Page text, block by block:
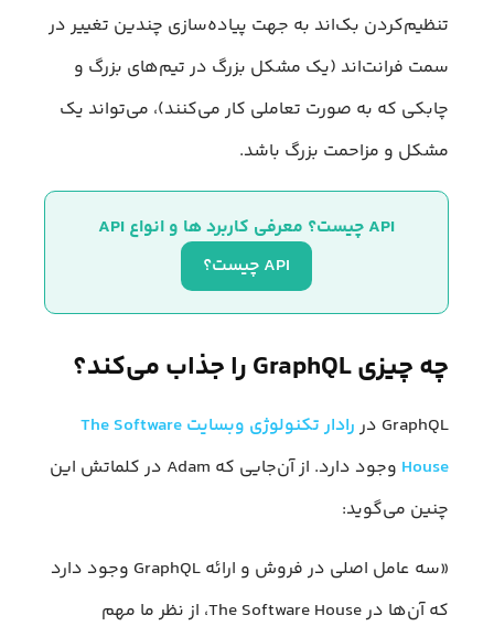
تنظیم‌کردن بک‌اند به جهت پیاده‌سازی چندین تغییر در
سمت فرانت‌اند (یک مشکل بزرگ در تیم‌های بزرگ و
چابکی که به صورت تعاملی کار می‌کنند)، می‌تواند یک
مشکل و مزاحمت بزرگ باشد.
API چیست؟ معرفی کاربرد ها و انواع API
API چیست؟
چه چیزی GraphQL را جذاب می‌کند؟
GraphQL در
رادار تکنولوژی وبسایت The Software
House
وجود دارد. از آن‌جایی که Adam در کلماتش این
چنین می‌گوید:
«سه عامل اصلی در فروش و ارائه GraphQL وجود دارد
که آن‌ها در The Software House، از نظر ما مهم